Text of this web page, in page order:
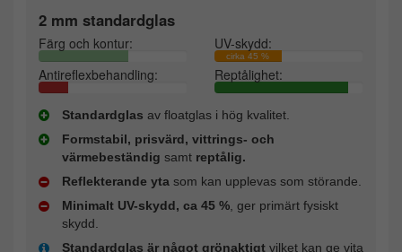
2 mm standardglas
Färg och kontur: UV-skydd:
cirka 45 %
Antireflexbehandling: Reptålighet:
Standardglas av floatglas i hög kvalitet.
Formstabil, prisvärd, vittrings- och
värmebeständig samt reptålig.
Reflekterande yta som kan upplevas som störande.
Minimalt UV-skydd, ca 45 % , ger primärt fysiskt
skydd.
Standardglas är något grönaktigt vilket kan ge vita